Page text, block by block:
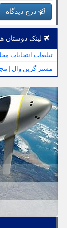
درج دیدگاه
لینک دوستان
تبلیغات انتخابات
مستر گرین وال |